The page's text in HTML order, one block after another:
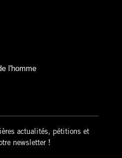
l'homme
actualités, pétitions et
newsletter !